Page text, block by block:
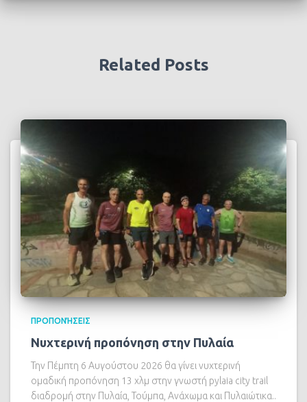
Related Posts
ΠΡΟΠΟΝΉΣΕΙΣ
Νυχτερινή προπόνηση στην Πυλαία
Την Πέμπτη 6 Αυγούστου 2026 θα γίνει νυχτερινή
ομαδική προπόνηση 13 χλμ στην γνωστή pylaia city trail
διαδρομή στην Πυλαία, Τούμπα, Ανάχωμα και Πυλαιώτικα..